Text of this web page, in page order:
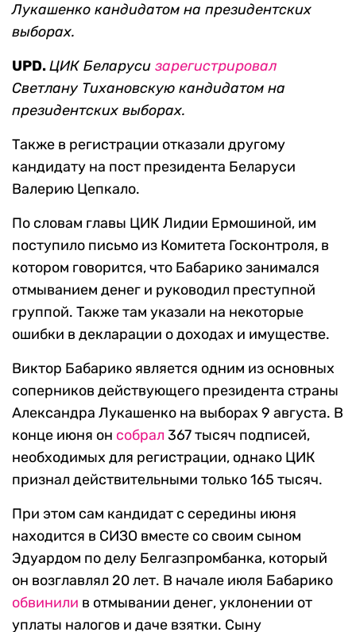
Лукашенко кандидатом на президентских
выборах.
UPD.ЦИК Беларуси зарегистрировал
Светлану Тихановскую кандидатом на
президентских выборах.
Также в регистрации отказали другому
кандидату на пост президента Беларуси
Валерию Цепкало.
По словам главы ЦИК Лидии Ермошиной, им
поступило письмо из Комитета Госконтроля, в
котором говорится, что Бабарико занимался
отмыванием денег и руководил преступной
группой. Также там указали на некоторые
ошибки в декларации о доходах и имуществе.
Виктор Бабарико является одним из основных
соперников действующего президента страны
Александра Лукашенко на выборах 9 августа. В
конце июня он собрал 367 тысяч подписей,
необходимых для регистрации, однако ЦИК
признал действительными только 165 тысяч.
При этом сам кандидат с середины июня
находится в СИЗО вместе со своим сыном
Эдуардом по делу Белгазпромбанка, который
он возглавлял 20 лет. В начале июля Бабарико
обвинили в отмывании денег, уклонении от
уплаты налогов и даче взятки. Сыну